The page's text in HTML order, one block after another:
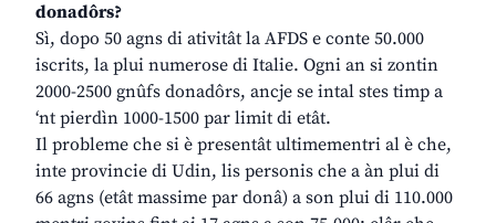
donadôrs?
Sì, dopo 50 agns di ativitât la AFDS e conte 50.000
iscrits, la plui numerose di Italie. Ogni an si zontin
2000-2500 gnûfs donadôrs, ancje se intal stes timp a
‘nt pierdìn 1000-1500 par limit di etât.
Il probleme che si è presentât ultimementri al è che,
inte provincie di Udin, lis personis che a àn plui di
66 agns (etât massime par donâ) a son plui di 110.000